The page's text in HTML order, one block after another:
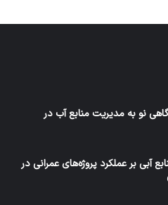
نو به مدیریت منابع آب در
آبی بر عملکرد پروژه‌های عمرانی در